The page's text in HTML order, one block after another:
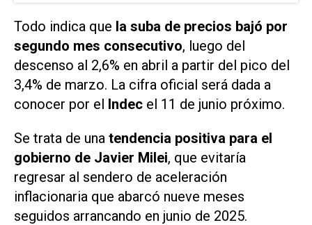
Todo indica que la suba de precios bajó por
segundo mes consecutivo, luego del
descenso al 2,6% en abril a partir del pico del
3,4% de marzo. La cifra oficial será dada a
conocer por el Indec el 11 de junio próximo.
Se trata de una tendencia positiva para el
gobierno de Javier Milei, que evitaría
regresar al sendero de aceleración
inflacionaria que abarcó nueve meses
seguidos arrancando en junio de 2025.